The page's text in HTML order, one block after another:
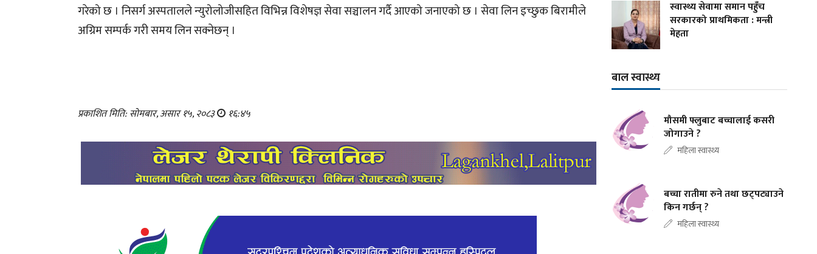
गरेको छ । निसर्ग अस्पतालले न्युरोलोजीसहित विभिन्न विशेषज्ञ सेवा सञ्चालन गर्दै आएको जनाएको छ । सेवा लिन इच्छुक बिरामीले
अग्रिम सम्पर्क गरी समय लिन सक्नेछन् ।
प्रकाशित मिति: सोमबार, असार १५, २०८३ १६:४५
स्वास्थ्य सेवामा समान पहुँच
सरकारको प्राथमिकता : मन्त्री
मेहता
बाल स्वास्थ्य
मौसमी फ्लुबाट बच्चालाई कसरी
जोगाउने ?
महिला स्वास्थ्य
बच्चा रातीमा रुने तथा छट्पट्याउने
किन गर्छन् ?
महिला स्वास्थ्य